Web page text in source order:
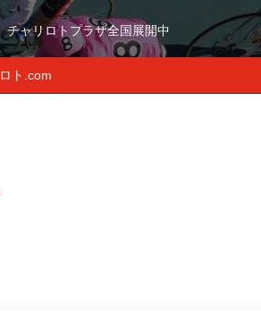
チャリロトプラザ全国展開中
ト.com